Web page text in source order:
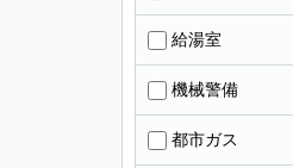
給湯室
機械警備
都市ガス